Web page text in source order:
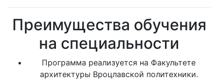
Преимущества обучения
на специальности
Программа реализуется на Факультете
архитектуры Вроцлавской политехники.